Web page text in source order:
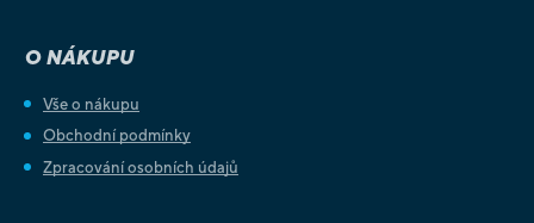
O NÁKUPU
Vše o nákupu
Obchodní podmínky
Zpracování osobních údajů